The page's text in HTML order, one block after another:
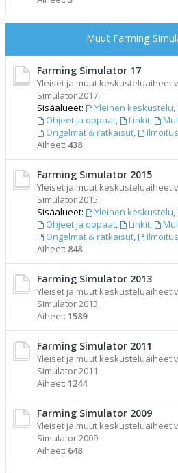
Muut Farming
Farming Simulator 17
Yleiset ja muut keskusteluaiheet
Simulator 2017.
Sisäalueet:
Yleinen keskustelu,
Ohjeet ja oppaat, Linkit,
Ongelmat & ratkaisut,
Aiheet: 438
Farming Simulator 2015
Yleiset ja muut keskusteluaiheet
Simulator 2015.
Sisäalueet:
Yleinen keskustelu,
Ohjeet ja oppaat, Linkit,
Ongelmat & ratkaisut,
Aiheet: 848
Farming Simulator 2013
Yleiset ja muut keskusteluaiheet
Simulator 2013.
Aiheet: 1589
Farming Simulator 2011
Yleiset ja muut keskusteluaiheet
Simulator 2011.
Aiheet: 1244
Farming Simulator 2009
Yleiset ja muut keskusteluaiheet
Simulator 2009.
Aiheet: 648